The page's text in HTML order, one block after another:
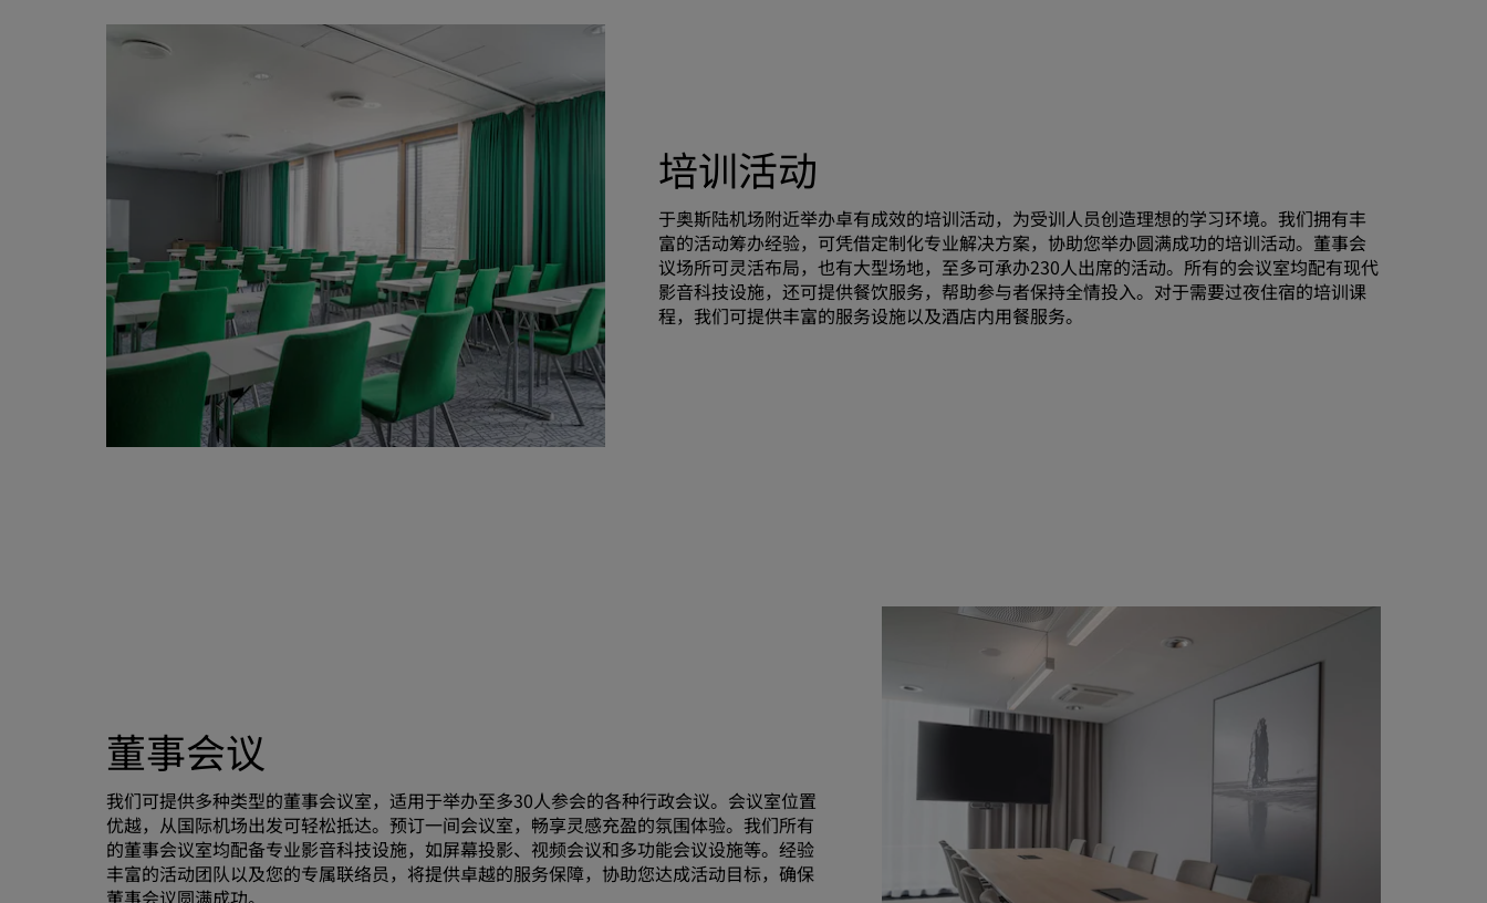
培训活动
于奥斯陆机场附近举办卓有成效的培训活动，为受训人员创造理想的学习环境。我们拥有丰
富的活动筹办经验，可凭借定制化专业解决方案，协助您举办圆满成功的培训活动。董事会
议场所可灵活布局，也有大型场地，至多可承办230人出席的活动。所有的会议室均配有现代
影音科技设施，还可提供餐饮服务，帮助参与者保持全情投入。对于需要过夜住宿的培训课
程，我们可提供丰富的服务设施以及酒店内用餐服务。
董事会议
我们可提供多种类型的董事会议室，适用于举办至多30人参会的各种行政会议。会议室位置
优越，从国际机场出发可轻松抵达。预订一间会议室，畅享灵感充盈的氛围体验。我们所有
的董事会议室均配备专业影音科技设施，如屏幕投影、视频会议和多功能会议设施等。经验
丰富的活动团队以及您的专属联络员，将提供卓越的服务保障，协助您达成活动目标，确保
董事会议圆满成功。